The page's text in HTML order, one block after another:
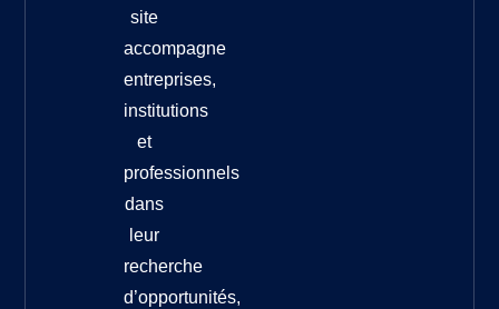
site
accompagne
entreprises,
institutions
et
professionnels
dans
leur
recherche
d’opportunités,